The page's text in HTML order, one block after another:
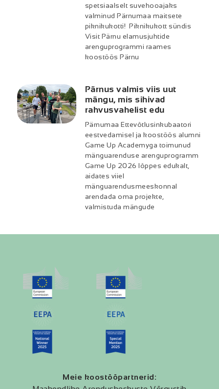
spetsiaalselt suvehooajaks
valminud Pärnumaa maitsete
piknikukotti! Piknikukott sündis
Visit Pärnu elamusjuhtide
arenguprogrammi raames
koostöös Pärnu
Pärnus valmis viis uut
mängu, mis sihivad
rahvusvahelist edu
Pärnumaa Ettevõtlusinkubaatori
eestvedamisel ja koostöös alumni
Game Up Academyga toimunud
mänguarenduse arenguprogramm
Game Up 2026 lõppes edukalt,
aidates viiel
mänguarendusmeeskonnal
arendada oma projekte,
valmistuda mängude
Meie koostööpartnerid: